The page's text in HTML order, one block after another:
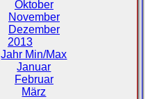
Oktober
November
Dezember
2013
Jahr Min/Max
Januar
Februar
März